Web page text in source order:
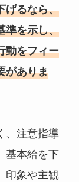
げるなら、
準を示し、
動をフィー
がありま
、注意指導
基本給を下
印象や主観